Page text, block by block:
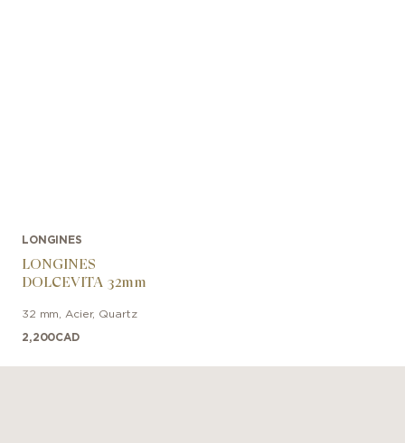
LONGINES
LONGINES
DOLCEVITA 32mm
32 mm Acier, Quartz
2,200CAD